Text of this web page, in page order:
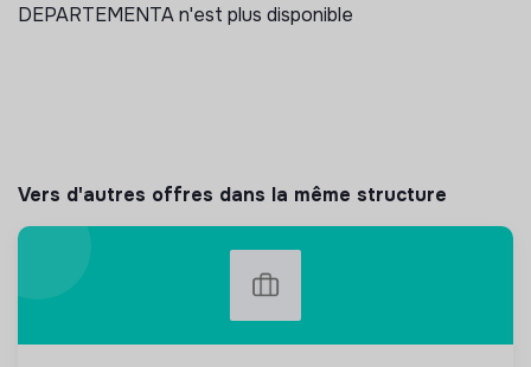
DEPARTEMENTAn'est plus disponible
Vers d'autres offres dans la même structure